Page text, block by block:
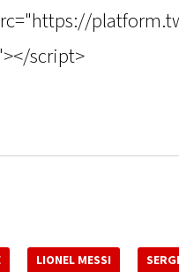
script>
LIONEL MESSI